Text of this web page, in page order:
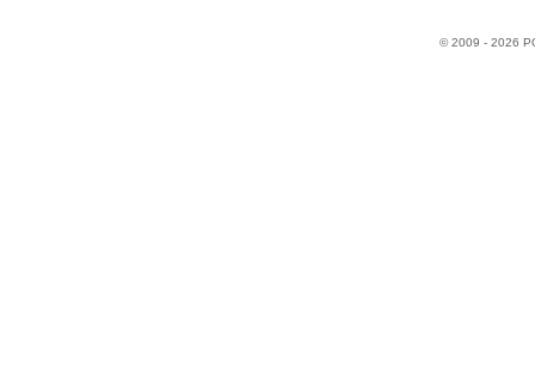
© 2009 - 2026